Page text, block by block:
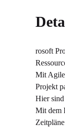
rosoft
Mit Agile
Projekt
Hier
Mit dem